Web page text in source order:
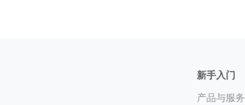
新手入门
产品与服务